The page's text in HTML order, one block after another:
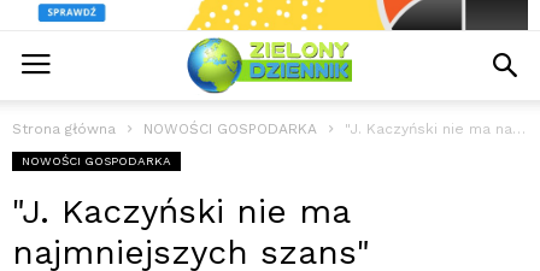
Strona główna NOWOŚCI GOSPODARKA "J. Kaczyński nie ma najmniejszych szans"
NOWOŚCI GOSPODARKA
"J. Kaczyński nie ma
najmniejszych szans"